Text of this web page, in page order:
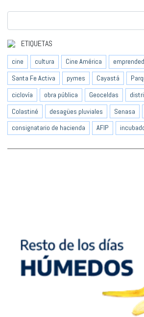
ETIQUETAS
cine cultura Cine América
Santa Fe Activa
pymes Cayastá
ciclovía
obra pública Geoceldas
Colastiné
desagües pluviales Senasa
consignatario de hacienda
AFIP